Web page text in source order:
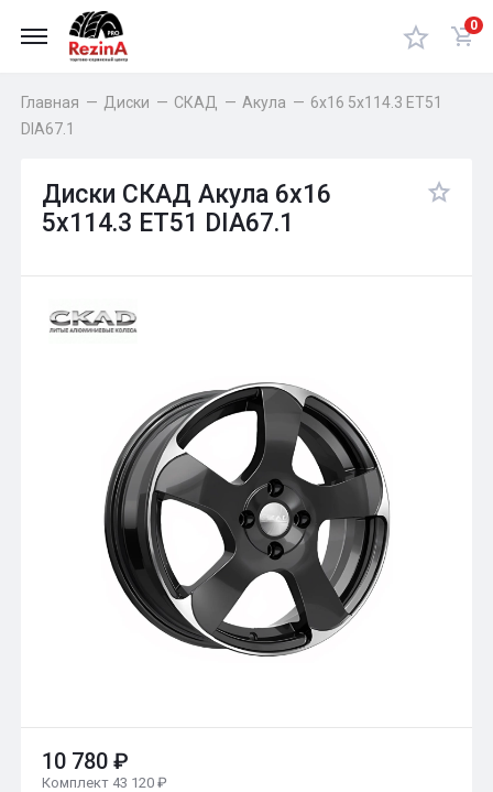
0
Главная — Диски — СКАД — Акула — 6x16 5x114.3 ET51
DIA67.1
Диски СКАД Акула 6x16
5x114.3 ET51 DIA67.1
10 780 ₽
Комплект 43 120 ₽